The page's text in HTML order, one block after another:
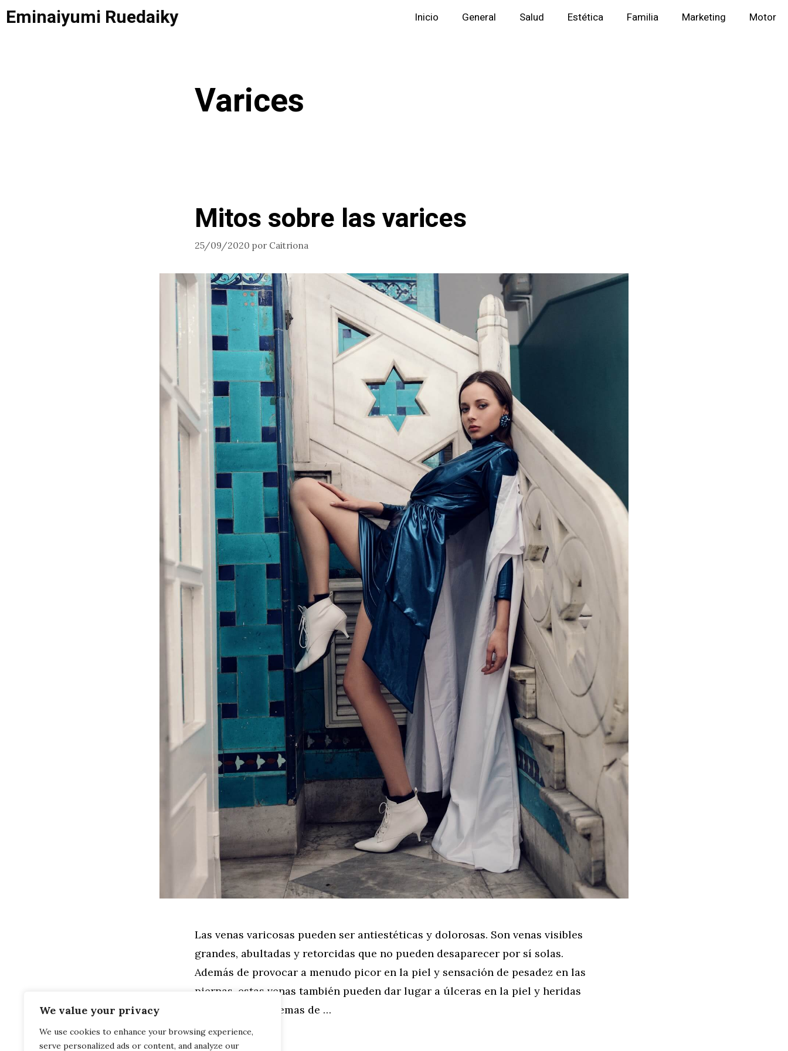
We value your privacy
We use cookies to enhance your browsing experience,
serve personalized ads or content, and analyze our
Saltar
alEminaiyumi Ruedaiky Inicio General Salud Estética Familia Marketing Motor
Varices
Mitos sobre las varices
25/09/2020 por Caitriona
Las venas varicosas pueden ser antiestéticas y dolorosas. Son venas visibles
grandes, abultadas y retorcidas que no pueden desaparecer por sí solas.
Además de provocar a menudo picor en la piel y sensación de pesadez en las
piernas, estas venas también pueden dar lugar a úlceras en la piel y heridas
que tienen problemas de …